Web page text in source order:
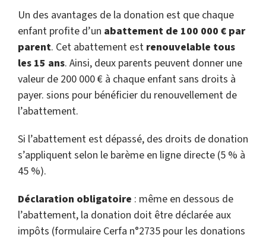
Un des avantages de la donation est que chaque
enfant profite d’un abattement de 100 000 € par
parent. Cet abattement est renouvelable tous
les 15 ans. Ainsi, deux parents peuvent donner une
valeur de 200 000 € à chaque enfant sans droits à
payer. sions pour bénéficier du renouvellement de
l’abattement.
Si l’abattement est dépassé, des droits de donation
s’appliquent selon le barème en ligne directe (5 % à
45 %).
Déclaration obligatoire : même en dessous de
l’abattement, la donation doit être déclarée aux
impôts (formulaire Cerfa n°2735 pour les donations